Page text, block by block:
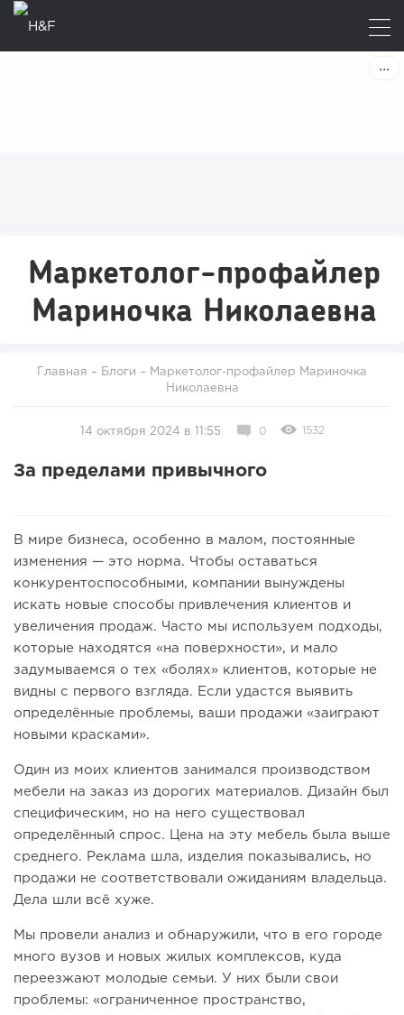
Маркетолог-профайлер
Мариночка Николаевна
Главная – Блоги –
Маркетолог-профайлер Мариночка
Николаевна
14 октября 2024 в 11:55 0 1532
За пределами привычного
В мире бизнеса, особенно в малом, постоянные
изменения — это норма. Чтобы оставаться
конкурентоспособными, компании вынуждены
искать новые способы привлечения клиентов и
увеличения продаж. Часто мы используем подходы,
которые находятся «на поверхности», и мало
задумываемся о тех «болях» клиентов, которые не
видны с первого взгляда. Если удастся выявить
определённые проблемы, ваши продажи «заиграют
новыми красками».
Один из моих клиентов занимался производством
мебели на заказ из дорогих материалов. Дизайн был
специфическим, но на него существовал
определённый спрос. Цена на эту мебель была выше
среднего. Реклама шла, изделия показывались, но
продажи не соответствовали ожиданиям владельца.
Дела шли всё хуже.
Мы провели анализ и обнаружили, что в его городе
много вузов и новых жилых комплексов, куда
переезжают молодые семьи. У них были свои
проблемы: «ограниченное пространство,